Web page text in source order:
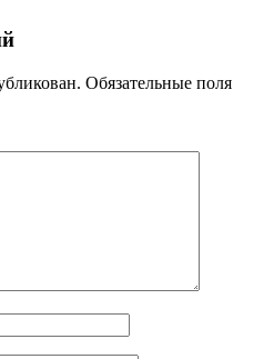
Обязательные поля